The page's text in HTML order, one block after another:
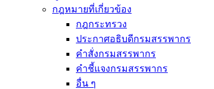
กฎหมายที่เกี่ยวข้อง
กฎกระทรวง
ประกาศอธิบดีกรมสรรพากร
คำสั่งกรมสรรพากร
คำชี้แจงกรมสรรพากร
อื่น ๆ